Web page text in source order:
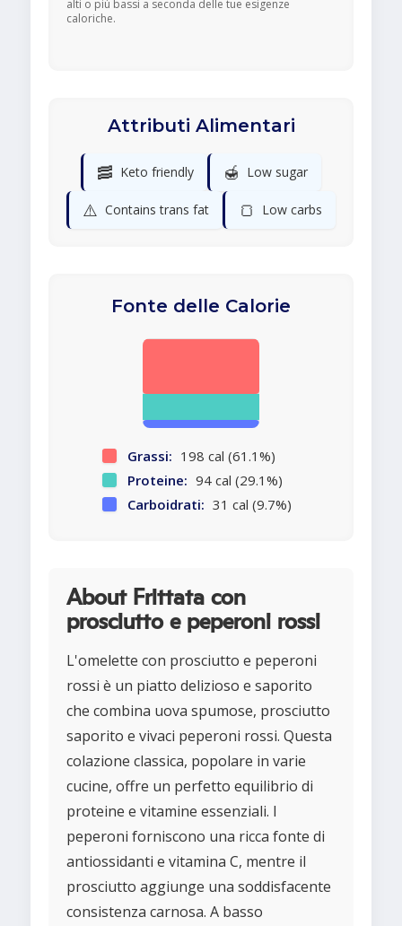
alti o più bassi a seconda delle tue esigenze
caloriche.
Attributi Alimentari
🥓 Keto friendly 🍯 Low sugar
⚠️ Contains trans fat 🍞 Low carbs
Fonte delle Calorie
Grassi: 198 cal (61.1%)
Proteine: 94 cal (29.1%)
Carboidrati: 31 cal (9.7%)
About Frittata con
prosciutto e peperoni rossi
L'omelette con prosciutto e peperoni
rossi è un piatto delizioso e saporito
che combina uova spumose, prosciutto
saporito e vivaci peperoni rossi. Questa
colazione classica, popolare in varie
cucine, offre un perfetto equilibrio di
proteine e vitamine essenziali. I
peperoni forniscono una ricca fonte di
antiossidanti e vitamina C, mentre il
prosciutto aggiunge una soddisfacente
consistenza carnosa. A basso